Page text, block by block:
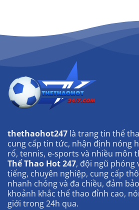
thethaohot247 là trang tin thể
cung cấp tin tức, nhận định nóng
rổ, tennis, e-sports và nhiều môn
Thể Thao Hot 247, đội ngũ phóng
tiếng, chuyên nghiệp, cung cấp
nhanh chóng và đa chiều, đảm
khoảnh khắc thể thao đỉnh cao,
giới trong 24h qua.